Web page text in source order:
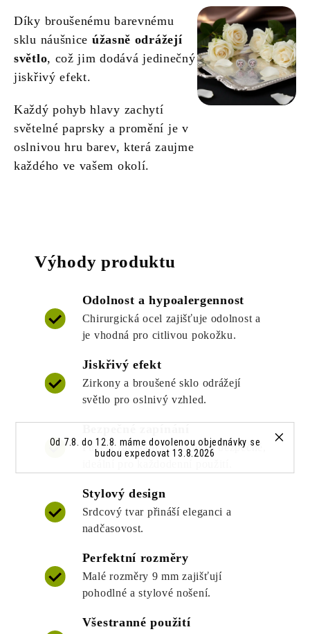
Od 7.8. do 12.8. máme dovolenou objednávky se
budou expedovat 13.8.2026
Díky broušenému barevnému
sklu náušnice úžasně odrážejí
světlo, což jim dodává jedinečný
jiskřivý efekt.
Každý pohyb hlavy zachytí
světelné paprsky a promění je v
oslnivou hru barev, která zaujme
každého ve vašem okolí.
Výhody produktu
Odolnost a hypoalergennost
Chirurgická ocel zajišťuje odolnost a
je vhodná pro citlivou pokožku.
Jiskřivý efekt
Zirkony a broušené sklo odrážejí
světlo pro oslnivý vzhled.
Puzeta zapínání je snadné a bezpečné,
Stylový design
Srdcový tvar přináší eleganci a
nadčasovost.
Perfektní rozměry
Malé rozměry 9 mm zajišťují
pohodlné a stylové nošení.
Všestranné použití